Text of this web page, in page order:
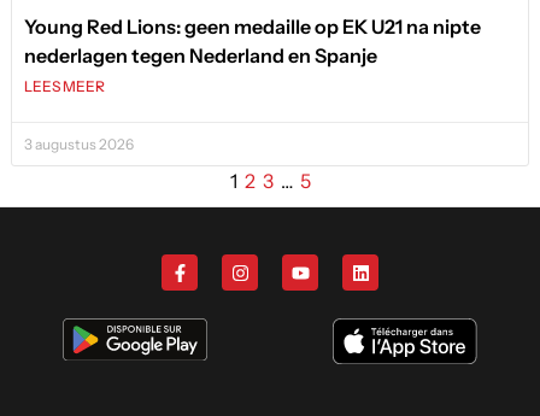
Young Red Lions: geen medaille op EK U21 na nipte
nederlagen tegen Nederland en Spanje
LEES MEER
3 augustus 2026
1 2 3 … 5